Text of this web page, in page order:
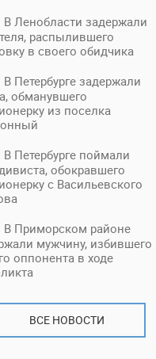
В Ленобласти задержали
распылившего
в своего обидчика
В Петербурге задержали
обманувшего
из поселка
В Петербурге поймали
обокравшего
с Васильевского
В Приморском районе
мужчину, избившего
оппонента в ходе
ВСЕ НОВОСТИ